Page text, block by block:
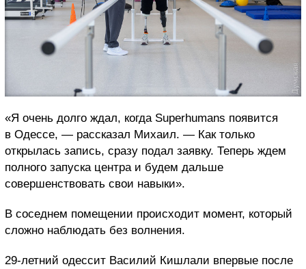
«Я очень долго ждал, когда Superhumans появится
в Одессе, — рассказал Михаил. — Как только
открылась запись, сразу подал заявку. Теперь ждем
полного запуска центра и будем дальше
совершенствовать свои навыки».
В соседнем помещении происходит момент, который
сложно наблюдать без волнения.
29-летний одессит Василий Кишлали впервые после